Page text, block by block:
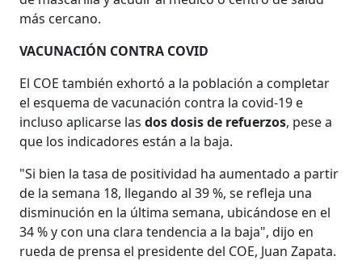
más cercano.
VACUNACIÓN CONTRA COVID
El COE también exhortó a la población a completar
el esquema de vacunación contra la covid-19 e
incluso aplicarse lasdos dosis de refuerzos, pese a
que los indicadores están a la baja.
"Si bien la tasa de positividad ha aumentado a partir
de la semana 18, llegando al 39 %, se refleja una
disminución en la última semana, ubicándose en el
34 % y con una clara tendencia a la baja", dijo en
rueda de prensa el presidente del COE, Juan Zapata.